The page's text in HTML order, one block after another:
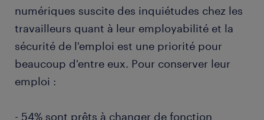
numériques suscite des inquiétudes chez les
travailleurs quant à leur employabilité et la
sécurité de l'emploi est une priorité pour
beaucoup d'entre eux. Pour conserver leur
emploi :
- 54% sont prêts à changer de fonction